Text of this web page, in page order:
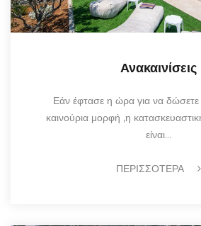
Ανακαινίσεις
Εάν έφτασε η ώρα για να
καινούρια μορφή ,η
είναι…
ΠΕΡΙΣΣΟΤΕΡΑ